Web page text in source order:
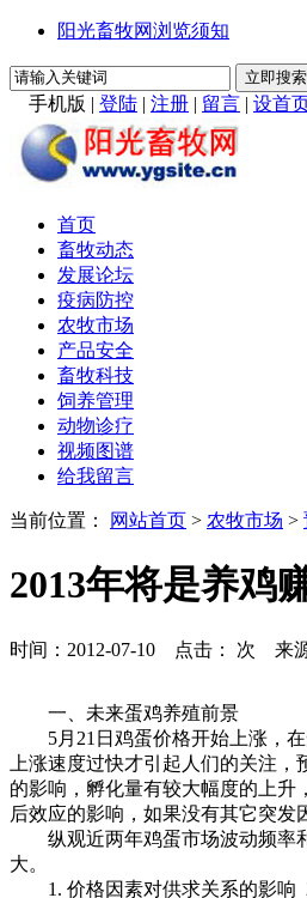
阳光畜牧网浏览须知
手机版 | 登陆 | 注册 | 留言 | 设首
首页
畜牧动态
发展论坛
疫病防控
农牧市场
产品安全
畜牧科技
饲养管理
动物诊疗
视频图谱
给我留言
当前位置： 网站首页 > 农牧市场 >
2013年将是养鸡
时间：2012-07-10 点击： 次 来
一、未来蛋鸡养殖前景
5月21日鸡蛋价格开始上涨，在
上涨速度过快才引起人们的关注
的影响，孵化量有较大幅度的上
后效应的影响，如果没有其它突发
纵观近两年鸡蛋市场波动频率和
大。
1. 价格因素对供求关系的影响